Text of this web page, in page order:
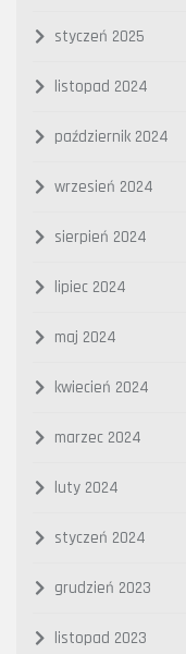
styczeń 2025
listopad 2024
październik 2024
wrzesień 2024
sierpień 2024
lipiec 2024
maj 2024
kwiecień 2024
marzec 2024
luty 2024
styczeń 2024
grudzień 2023
listopad 2023